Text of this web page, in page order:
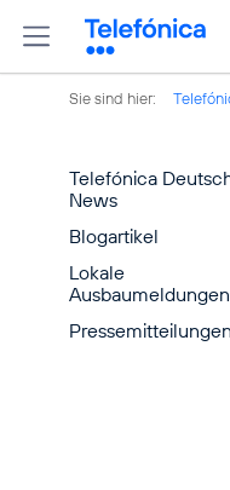
Sie sind hier:
Telefónica
News
Blogartikel
Lokale
Ausbaumeldungen
Pressemitteilungen